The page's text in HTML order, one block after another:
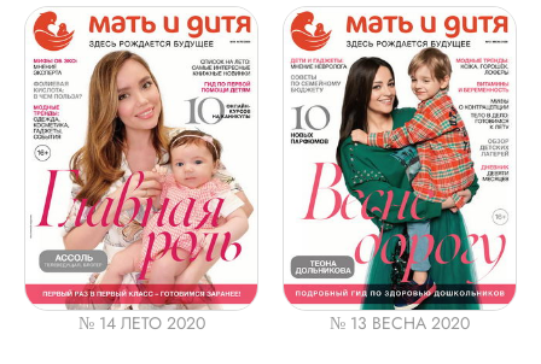
№ 14 ЛЕТО 2020 № 13 ВЕСНА 2020